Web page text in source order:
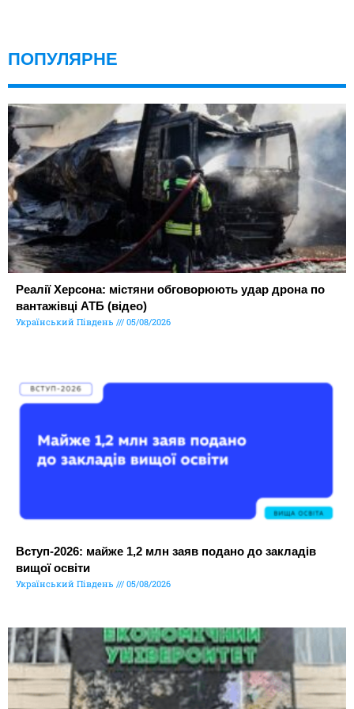
ПОПУЛЯРНЕ
Реалії Херсона: містяни обговорюють удар дрона по
вантажівці АТБ (відео)
Український Південь 05/08/2026
Вступ-2026: майже 1,2 млн заяв подано до закладів
вищої освіти
Український Південь 05/08/2026